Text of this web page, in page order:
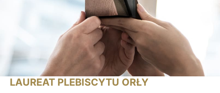
LAUREAT PLEBISCYTU ORŁY